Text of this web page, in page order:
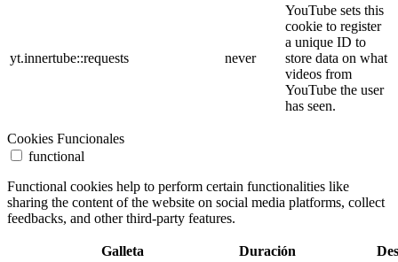
yt.innertube::requests never
YouTube sets this
cookie to register
a unique ID to
store data on what
videos from
YouTube the user
has seen.
Cookies Funcionales
functional
Functional cookies help to perform certain functionalities like
sharing the content of the website on social media platforms, collect
feedbacks, and other third-party features.
Galleta Duración